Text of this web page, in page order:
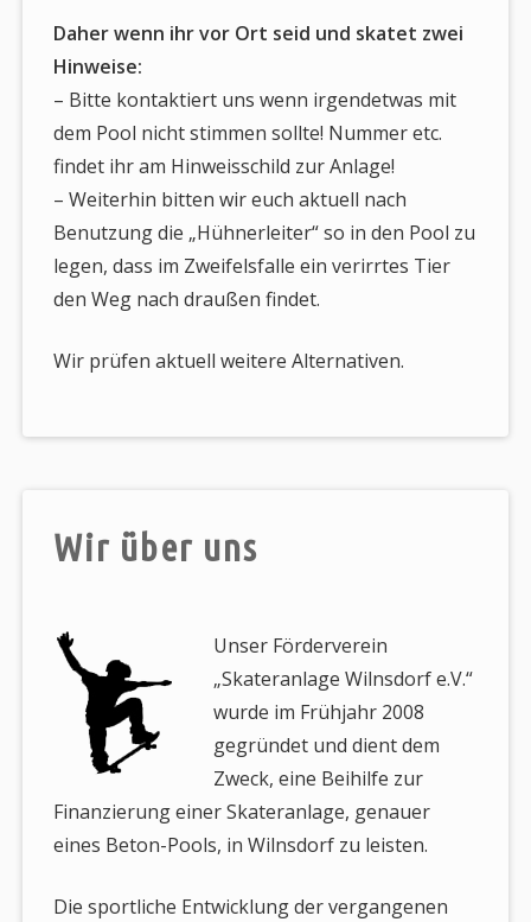
Daher wenn ihr vor Ort seid und skatet zwei
Hinweise:
– Bitte kontaktiert uns wenn irgendetwas mit
dem Pool nicht stimmen sollte! Nummer etc.
findet ihr am Hinweisschild zur Anlage!
– Weiterhin bitten wir euch aktuell nach
Benutzung die „Hühnerleiter“ so in den Pool zu
legen, dass im Zweifelsfalle ein verirrtes Tier
den Weg nach draußen findet.
Wir prüfen aktuell weitere Alternativen.
Wir über uns
Unser Förderverein
„Skateranlage Wilnsdorf e.V.“
wurde im Frühjahr 2008
gegründet und dient dem
Zweck, eine Beihilfe zur
Finanzierung einer Skateranlage, genauer
eines Beton-Pools, in Wilnsdorf zu leisten.
Die sportliche Entwicklung der vergangenen